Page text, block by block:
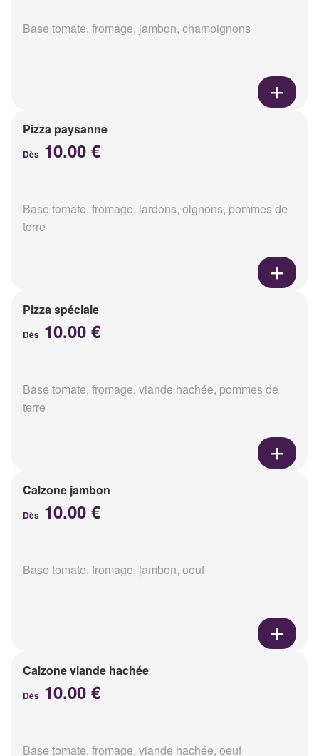
Base tomate, fromage, jambon, champignons
Pizza paysanne
Dès 10.00 €
Base tomate, fromage, lardons, oignons, pommes de
terre
Pizza spéciale
Dès 10.00 €
Base tomate, fromage, viande hachée, pommes de
terre
Calzone jambon
Dès 10.00 €
Base tomate, fromage, jambon, oeuf
Calzone viande hachée
Dès 10.00 €
Base tomate, fromage, viande hachée, oeuf